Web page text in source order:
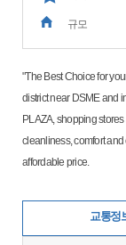
규모
"The Best Choice for
district near DSME and
PLAZA, shopping
cleanliness, comfort
affordable price.
교통정